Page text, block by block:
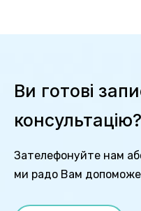
Ви готові
консультацію?
Зателефонуйте нам
ми радо Вам